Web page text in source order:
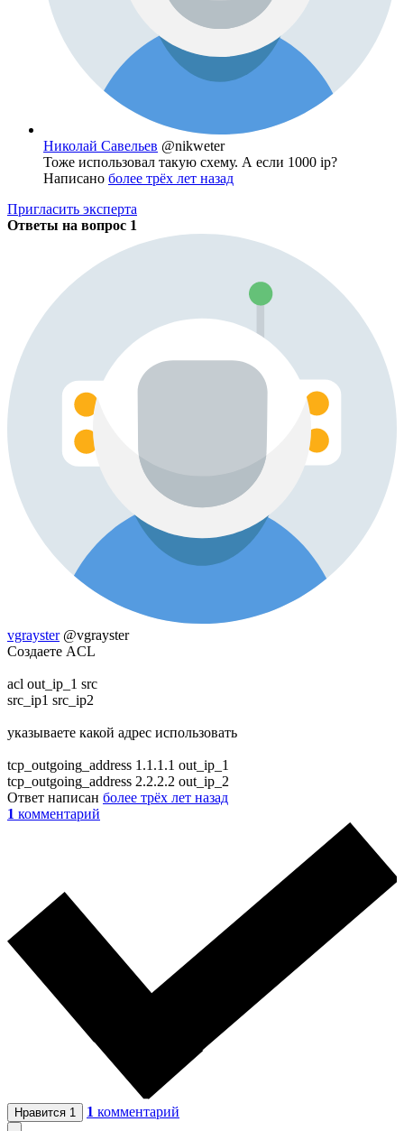
Николай Савельев @nikweter
Тоже использовал такую схему. А если 1000 ip?
Написано более трёх лет назад
Пригласить эксперта
Ответы на вопрос 1
vgrayster @vgrayster
Создаете ACL
acl out_ip_1 src
src_ip1 src_ip2
указываете какой адрес использовать
tcp_outgoing_address 1.1.1.1 out_ip_1
tcp_outgoing_address 2.2.2.2 out_ip_2
Ответ написан более трёх лет назад
1 комментарий
Нравится 1 1 комментарий